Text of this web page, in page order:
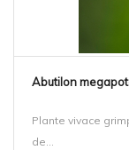
Abutilon
Plante vivace
de...